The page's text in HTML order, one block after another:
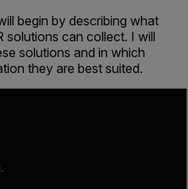
begin by describing what
can collect. I will
solutions and in which
they are best suited.